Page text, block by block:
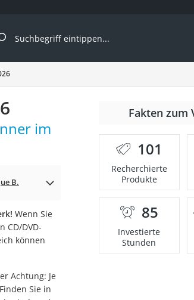
im
B.
Wenn Sie
CD/DVD-
können
Achtung: Je
Finden Sie in
Fakten zum
101
Recherchierte
Produkte
85
Investierte
Stunden